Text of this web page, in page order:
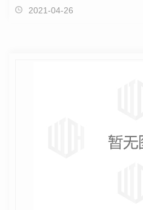
考虑的问题是他们不想花太多
2021-04-26